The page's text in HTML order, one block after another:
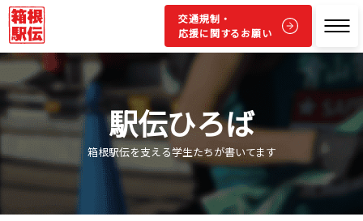
交通規制・
応援に関するお願い
駅伝ひろば
箱根駅伝を支える学生たちが書いてます